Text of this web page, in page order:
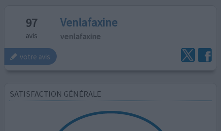
97
avis
Venlafaxine
venlafaxine
votre avis
SATISFACTION GÉNÉRALE